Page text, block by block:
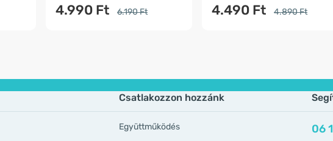
4.990 Ft 6.190 Ft 4.490 Ft 4.890 Ft
Csatlakozzon hozzánk
Együttműködés
06